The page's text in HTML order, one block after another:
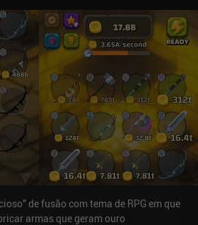
de fusão com tema de RPG em que
armas que geram ouro